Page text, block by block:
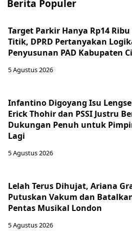
Berita Populer
Target Parkir Hanya Rp14
Titik, DPRD Pertanyakan
Penyusunan PAD Kabupaten
5 Agustus 2026
Infantino Digoyang Isu
Erick Thohir dan PSSI Justru
Dukungan Penuh untuk
Lagi
5 Agustus 2026
Lelah Terus Dihujat, Ariana
Putuskan Vakum dan
Pentas Musikal London
5 Agustus 2026